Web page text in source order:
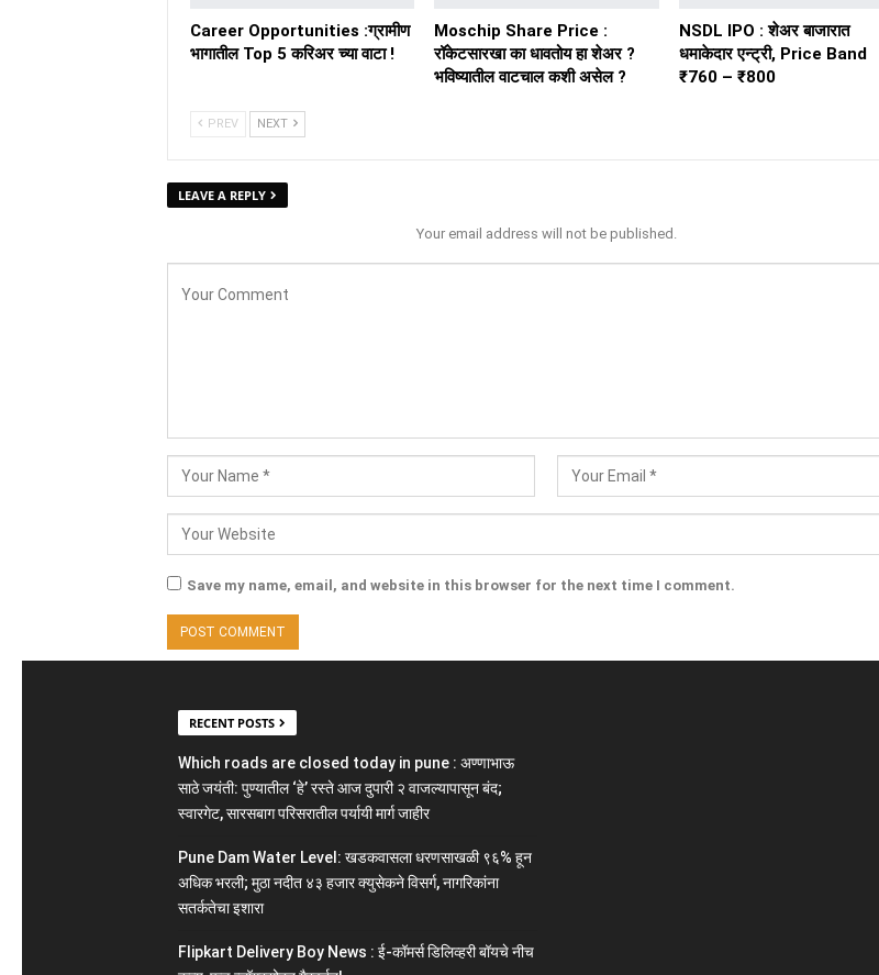
Career Opportunities :ग्रामीण
भागातील Top 5 करिअर च्या वाटा !
Moschip Share Price :
रॉकेटसारखा का धावतोय हा शेअर ?
भविष्यातील वाटचाल कशी असेल ?
NSDL IPO : शेअर बाजारात
धमाकेदार एन्ट्री, Price Band
₹760 – ₹800
PREV NEXT
LEAVE A REPLY
Your email address will not be published.
Save my name, email, and website in this browser for the next time I comment.
RECENT POSTS
Which roads are closed today in pune : अण्णाभाऊ
साठे जयंती: पुण्यातील ‘हे’ रस्ते आज दुपारी २ वाजल्यापासून बंद;
स्वारगेट, सारसबाग परिसरातील पर्यायी मार्ग जाहीर
Pune Dam Water Level: खडकवासला धरणसाखळी ९६% हून
अधिक भरली; मुठा नदीत ४३ हजार क्युसेकने विसर्ग, नागरिकांना
सतर्कतेचा इशारा
Flipkart Delivery Boy News : ई-कॉमर्स डिलिव्हरी बॉयचे नीच